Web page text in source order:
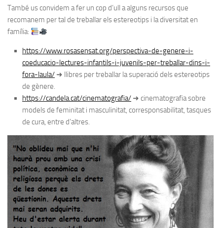
També us convidem a fer un cop d’ull a alguns recursos que
recomanem per tal de treballar els estereotips i la diversitat en
família:
https://www.rosasensat.org/perspectiva-de-genere-i-
coeducacio-lectures-infantils-i-juvenils-per-treballar-dins-i-
fora-laula/ ➜ llibres per treballar la superació dels estereotips
de gènere.
https://candela.cat/cinematografia/ ➜ cinematografia sobre
models de feminitat i masculinitat, corresponsabilitat, tasques
de cura, entre d’altres.